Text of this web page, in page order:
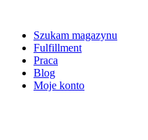
Szukam magazynu
Fulfillment
Praca
Blog
Moje konto